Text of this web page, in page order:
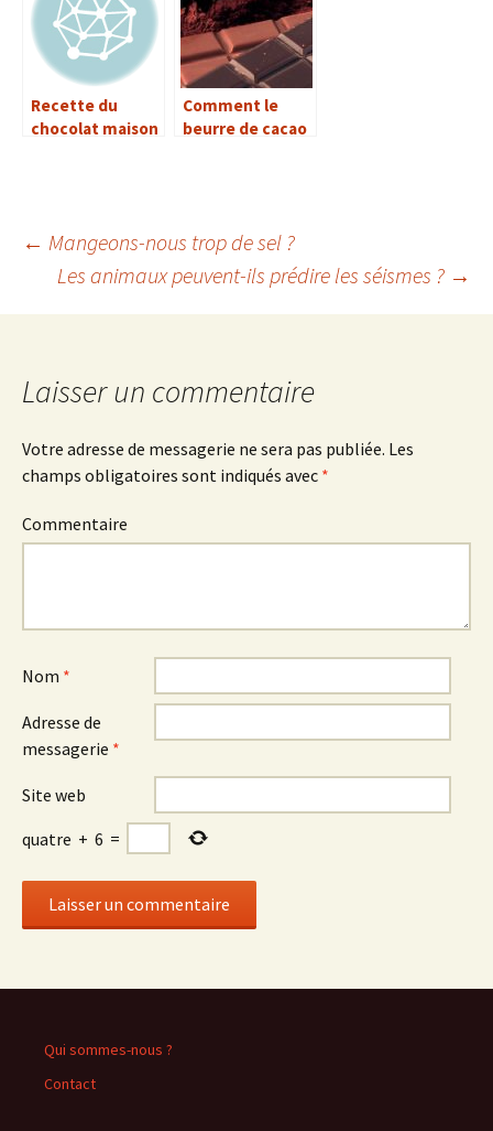
Recette du
chocolat maison
Comment le
beurre de cacao
Navigation
des
articles
← Mangeons-nous trop de sel ?
Les animaux peuvent-ils prédire les séismes ? →
Laisser un commentaire
Votre adresse de messagerie ne sera pas publiée. Les
champs obligatoires sont indiqués avec *
Commentaire
Nom *
Adresse de
messagerie *
Site web
quatre + 6 =
Qui sommes-nous ?
Contact